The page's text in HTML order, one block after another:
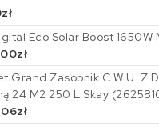
zł
Eco Solar Boost 1650W
zł
Grand Zasobnik C.W.U. Z
24 M2 250 L Skay
zł